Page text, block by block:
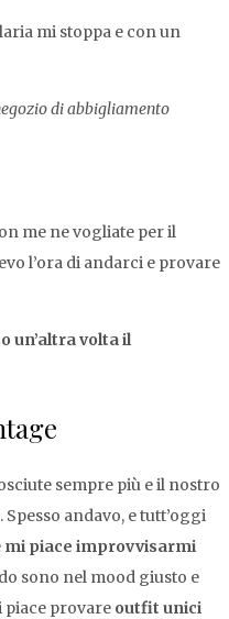
mi stoppa e con un
di abbigliamento
me ne vogliate per il
l’ora di andarci e provare
un’altra volta il
sempre più e il nostro
andavo, e tutt’oggi
mi piace improvvisarmi
sono nel mood giusto e
piace provare outfit unici